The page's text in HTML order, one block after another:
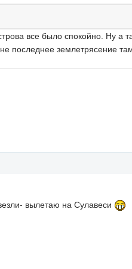
все было спокойно. Ну а
последнее землетрясение
вылетаю на Сулавеси